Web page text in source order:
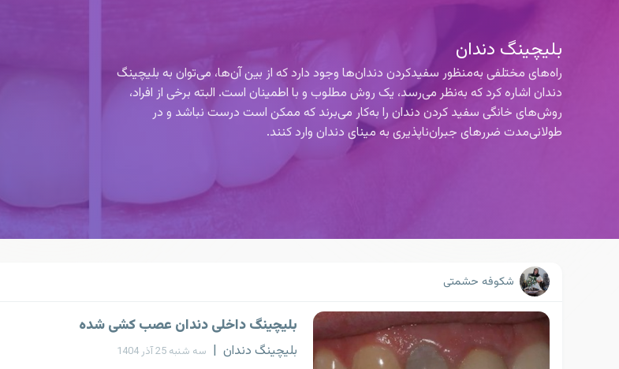
بلیچینگ دندان
راه‌های مختلفی به‌منظور سفیدکردن دندان‌ها وجود دارد که از بین آن‌ها، می‌توان به بلیچینگ
دندان اشاره کرد که به‌نظر می‌رسد، یک روش مطلوب و با اطمینان است. البته برخی از افراد،
روش‌های خانگی سفید کردن دندان را به‌کار می‌برند که ممکن است درست نباشد و در
طولانی‌مدت ضررهای جبران‌ناپذیری به مینای دندان وارد کنند.
شکوفه حشمتی
بلیچینگ داخلی دندان عصب کشی شده
بلیچینگ دندان | سه شنبه 25 آذر 1404